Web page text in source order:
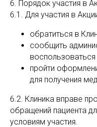
6. Порядок участия в
6.1. Для участия в
обратиться в
сообщить
воспользоваться
пройти
для получения
6.2. Клиника вправе
обращений пациента
условиям участия.